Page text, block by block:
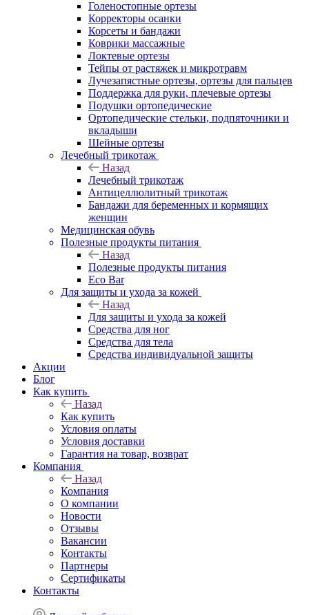
Голеностопные ортезы
Корректоры осанки
Корсеты и бандажи
Коврики массажные
Локтевые ортезы
Тейпы от растяжек и микротравм
Лучезапястные ортезы, ортезы для пальцев
Поддержка для руки, плечевые ортезы
Подушки ортопедические
Ортопедические стельки, подпяточники и
вкладыши
Шейные ортезы
Лечебный трикотаж
Назад
Лечебный трикотаж
Антицеллюлитный трикотаж
Бандажи для беременных и кормящих
женщин
Медицинская обувь
Полезные продукты питания
Назад
Полезные продукты питания
Eco Bar
Для защиты и ухода за кожей
Назад
Для защиты и ухода за кожей
Средства для ног
Средства для тела
Средства индивидуальной защиты
Акции
Блог
Как купить
Назад
Как купить
Условия оплаты
Условия доставки
Гарантия на товар, возврат
Компания
Назад
Компания
О компании
Новости
Отзывы
Вакансии
Контакты
Партнеры
Сертификаты
Контакты